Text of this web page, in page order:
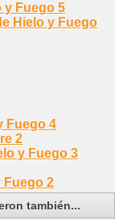
y Fuego 5
Hielo y Fuego
Fuego 4
2
y Fuego 3
Fuego 2
también...